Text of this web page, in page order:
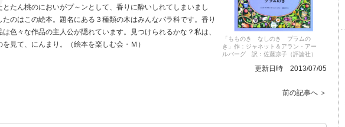
「もものき なしのき プラムの
き」作：ジャネット＆アラン・アー
ルバーグ 訳：佐藤凉子（評論社）
とたん桃のにおいがプ～ンとして、香りに酔いしれてしまいまし
のはこの絵本。題名にある３種類の木はみんなバラ科です。香り
色々な作品の主人公が隠れています。見つけられるかな？私は、
見て、にんまり。（絵本を楽しむ会・Ｍ）
更新日時 2013/07/05
前の記事へ ＞